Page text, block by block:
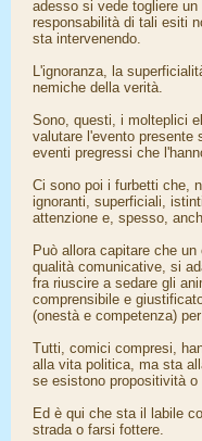
adesso si vede togliere
responsabilità di tali esiti
sta intervenendo.
L'ignoranza, la
nemiche della verità.
Sono, questi, i molteplici
valutare l'evento presente
eventi pregressi che
Ci sono poi i furbetti che,
ignoranti, superficiali,
attenzione e, spesso,
Può allora capitare che
qualità comunicative, si
fra riuscire a sedare gli
comprensibile e
(onestà e competenza)
Tutti, comici compresi,
alla vita politica, ma sta
se esistono propositività
Ed è qui che sta il labile
strada o farsi fottere.